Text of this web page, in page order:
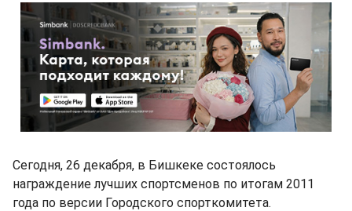
Сегодня, 26 декабря, в Бишкеке состоялось
награждение лучших спортсменов по итогам 2011
года по версии Городского спорткомитета.